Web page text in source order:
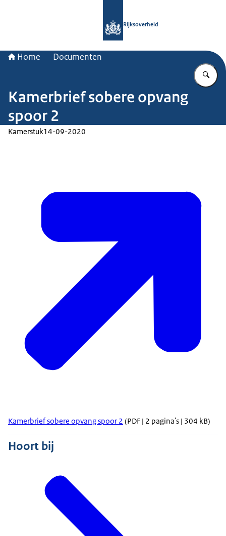
Rijksoverheid
Home Documenten
Kamerbrief sobere opvang
spoor 2
Kamerstuk14-09-2020
Kamerbrief sobere opvang spoor 2 (PDF | 2 pagina's | 304 kB)
Hoort bij